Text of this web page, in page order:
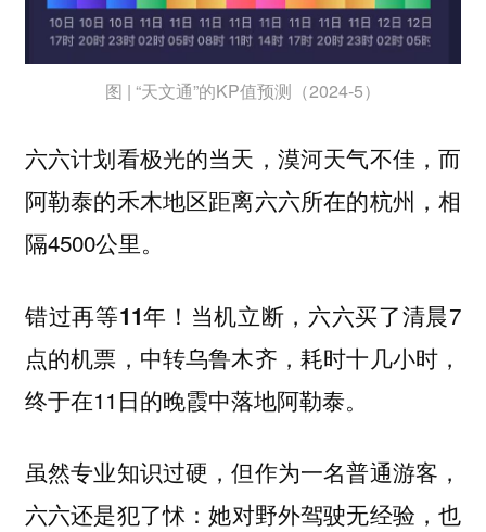
图 | “天文通”的KP值预测（2024-5）
六六计划看极光的当天，漠河天气不佳，而
阿勒泰的禾木地区距离六六所在的杭州，相
隔4500公里。
错过再等11年！ 当机立断，六六买了清晨7
点的机票，中转乌鲁木齐，耗时十几小时，
终于在11日的晚霞中落地阿勒泰。
虽然专业知识过硬，但作为一名普通游客，
六六还是犯了怵：她对野外驾驶无经验，也